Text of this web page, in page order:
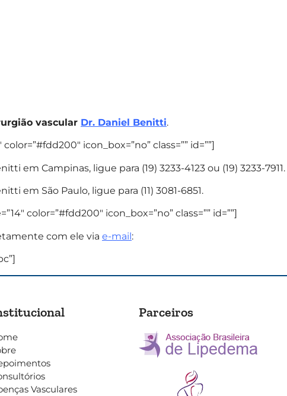
vascular Dr. Daniel Benitti.
icon_box=”no” class=”” id=””]
em Campinas, ligue para (19) 3233-4123 ou (19) 3233-7911.
em São Paulo, ligue para (11) 3081-6851.
color=”#fdd200″ icon_box=”no” class=”” id=””]
com ele via e-mail:
Vasculares
Parceiros